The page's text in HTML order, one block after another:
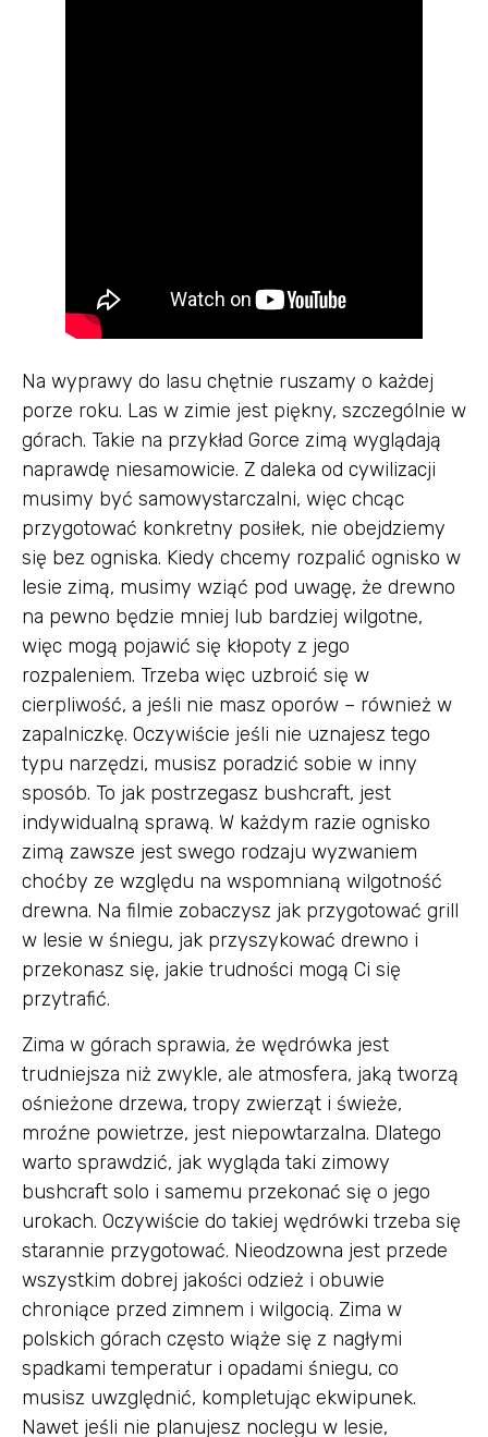
Na wyprawy do lasu chętnie ruszamy o każdej
porze roku. Las w zimie jest piękny, szczególnie w
górach. Takie na przykład Gorce zimą wyglądają
naprawdę niesamowicie. Z daleka od cywilizacji
musimy być samowystarczalni, więc chcąc
przygotować konkretny posiłek, nie obejdziemy
się bez ogniska. Kiedy chcemy rozpalić ognisko w
lesie zimą, musimy wziąć pod uwagę, że drewno
na pewno będzie mniej lub bardziej wilgotne,
więc mogą pojawić się kłopoty z jego
rozpaleniem. Trzeba więc uzbroić się w
cierpliwość, a jeśli nie masz oporów – również w
zapalniczkę. Oczywiście jeśli nie uznajesz tego
typu narzędzi, musisz poradzić sobie w inny
sposób. To jak postrzegasz bushcraft, jest
indywidualną sprawą. W każdym razie ognisko
zimą zawsze jest swego rodzaju wyzwaniem
choćby ze względu na wspomnianą wilgotność
drewna. Na filmie zobaczysz jak przygotować grill
w lesie w śniegu, jak przyszykować drewno i
przekonasz się, jakie trudności mogą Ci się
przytrafić.
Zima w górach sprawia, że wędrówka jest
trudniejsza niż zwykle, ale atmosfera, jaką tworzą
ośnieżone drzewa, tropy zwierząt i świeże,
mroźne powietrze, jest niepowtarzalna. Dlatego
warto sprawdzić, jak wygląda taki zimowy
bushcraft solo i samemu przekonać się o jego
urokach. Oczywiście do takiej wędrówki trzeba się
starannie przygotować. Nieodzowna jest przede
wszystkim dobrej jakości odzież i obuwie
chroniące przed zimnem i wilgocią. Zima w
polskich górach często wiąże się z nagłymi
spadkami temperatur i opadami śniegu, co
musisz uwzględnić, kompletując ekwipunek.
Nawet jeśli nie planujesz noclegu w lesie,